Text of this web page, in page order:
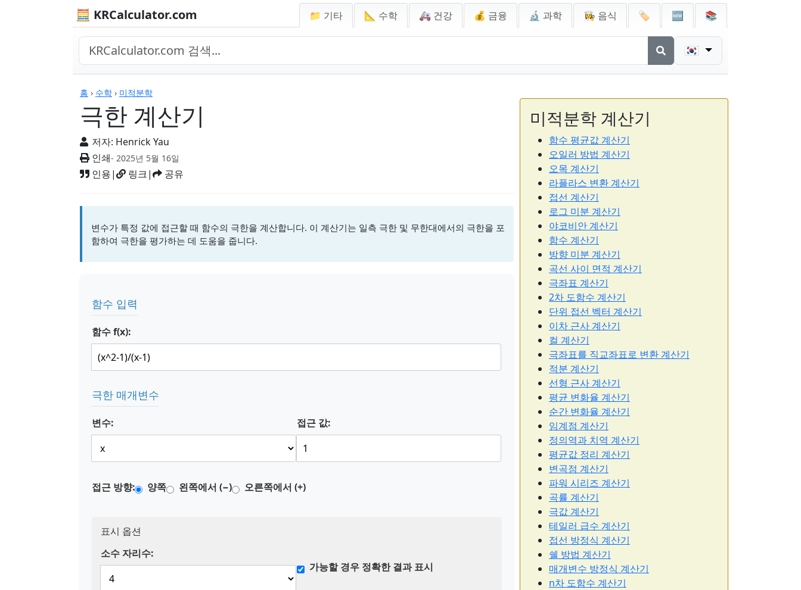
🧮 KRCalculator.com 📁 기타 📐 수학 🚑 건강 💰 금융 🔬 과학 👩‍🍳 음식 🏷️ 🆕 📚
🇰🇷
홈 › 수학 › 미적분학
극한 계산기
저자: Henrick Yau
인쇄- 2025년 5월 16일
인용| 링크| 공유
계산기
변수가 특정 값에 접근할 때 함수의 극한을 계산합니다. 이 계산기는 일측 극한 및 무한대에서의 극한을 포
함하여 극한을 평가하는 데 도움을 줍니다.
함수 입력
함수 f(x):
극한 매개변수
변수: 접근 값:
접근 방향: 양쪽 왼쪽에서 (−) 오른쪽에서 (+)
표시 옵션
소수 자리수:
가능할 경우 정확한 결과 표시
미적분학 계산기
함수 평균값 계산기
오일러 방법 계산기
오목 계산기
라플라스 변환 계산기
접선 계산기
로그 미분 계산기
야코비안 계산기
함수 계산기
방향 미분 계산기
곡선 사이 면적 계산기
극좌표 계산기
2차 도함수 계산기
단위 접선 벡터 계산기
이차 근사 계산기
컬 계산기
극좌표를 직교좌표로 변환 계산기
적분 계산기
선형 근사 계산기
평균 변화율 계산기
순간 변화율 계산기
임계점 계산기
정의역과 치역 계산기
평균값 정리 계산기
변곡점 계산기
파워 시리즈 계산기
곡률 계산기
극값 계산기
테일러 급수 계산기
접선 방정식 계산기
쉘 방법 계산기
매개변수 방정식 계산기
n차 도함수 계산기